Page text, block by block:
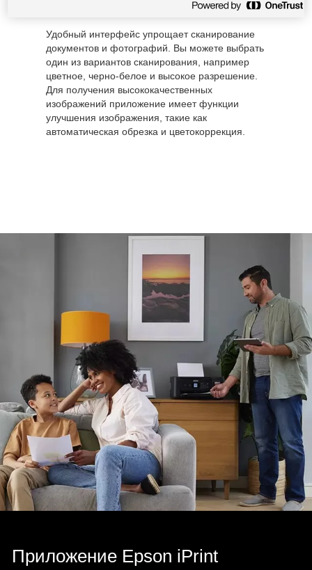
Удобный интерфейс упрощает сканирование
документов и фотографий. Вы можете выбрать
один из вариантов сканирования, например
цветное, черно-белое и высокое разрешение.
Для получения высококачественных
изображений приложение имеет функции
улучшения изображения, такие как
автоматическая обрезка и цветокоррекция.
Приложение Epson iPrint